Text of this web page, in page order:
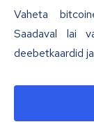
Vaheta
Saadaval lai
deebetkaardid